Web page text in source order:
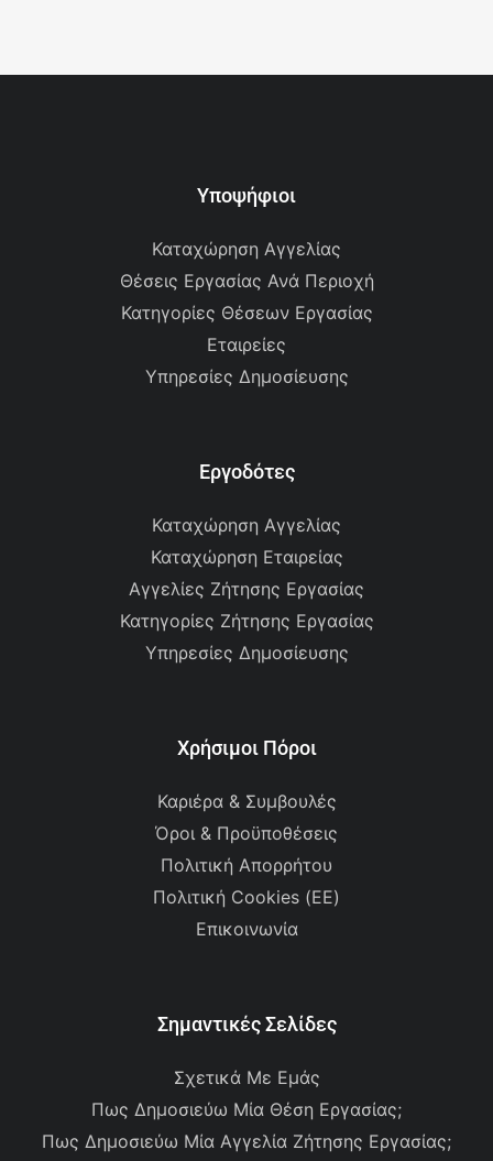
Υποψήφιοι
Καταχώρηση Αγγελίας
Θέσεις Εργασίας Ανά Περιοχή
Κατηγορίες Θέσεων Εργασίας
Εταιρείες
Υπηρεσίες Δημοσίευσης
Εργοδότες
Καταχώρηση Αγγελίας
Καταχώρηση Εταιρείας
Αγγελίες Ζήτησης Εργασίας
Κατηγορίες Ζήτησης Εργασίας
Υπηρεσίες Δημοσίευσης
Χρήσιμοι Πόροι
Καριέρα & Συμβουλές
Όροι & Προϋποθέσεις
Πολιτική Απορρήτου
Πολιτική Cookies (ΕΕ)
Επικοινωνία
Σημαντικές Σελίδες
Σχετικά Με Εμάς
Πως Δημοσιεύω Μία Θέση Εργασίας;
Πως Δημοσιεύω Μία Αγγελία Ζήτησης Εργασίας;